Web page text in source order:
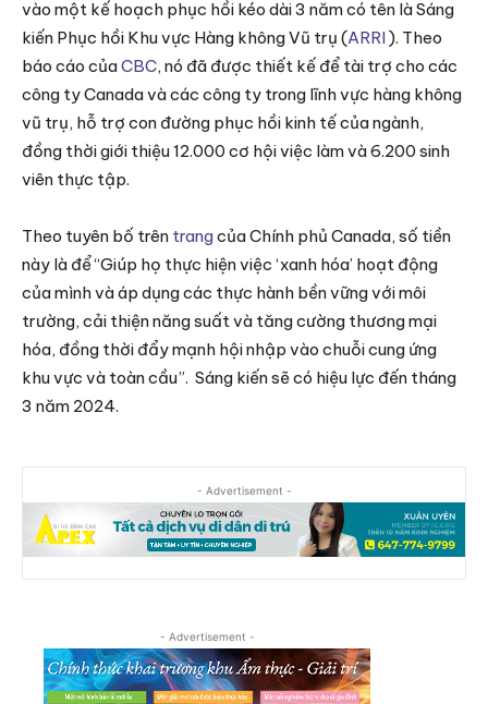
vào một kế hoạch phục hồi kéo dài 3 năm có tên là Sáng
kiến Phục hồi Khu vực Hàng không Vũ trụ (ARRI). Theo
báo cáo củaCBC, nó đã được thiết kế để tài trợ cho các
công ty Canada và các công ty trong lĩnh vực hàng không
vũ trụ, hỗ trợ con đường phục hồi kinh tế của ngành,
đồng thời giới thiệu 12.000 cơ hội việc làm và 6.200 sinh
viên thực tập.
Theo tuyên bố trên trangcủa Chính phủ Canada, số tiền
này là để “Giúp họ thực hiện việc ‘xanh hóa’ hoạt động
của mình và áp dụng các thực hành bền vững với môi
trường, cải thiện năng suất và tăng cường thương mại
hóa, đồng thời đẩy mạnh hội nhập vào chuỗi cung ứng
khu vực và toàn cầu”. Sáng kiến sẽ có hiệu lực đến tháng
3 năm 2024.
- Advertisement -
- Advertisement -